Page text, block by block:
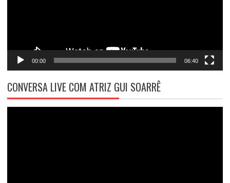
00:00 06:40
CONVERSA LIVE COM ATRIZ GUI SOARRÊ